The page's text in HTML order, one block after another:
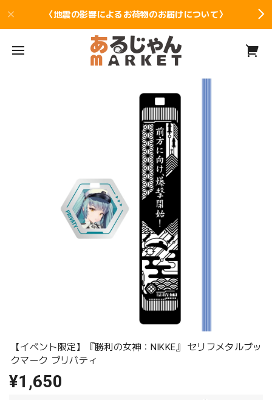
〈地震の影響によるお荷物のお届けについて〉
【イベント限定】『勝利の女神：NIKKE』 セリフメタルブッ
クマーク プリバティ
¥1,650